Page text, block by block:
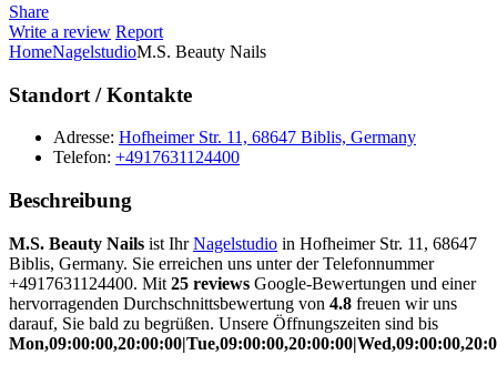
Share
Write a review Report
HomeNagelstudioM.S. Beauty Nails
Standort / Kontakte
Adresse: Hofheimer Str. 11, 68647 Biblis, Germany
Telefon: +4917631124400
Beschreibung
M.S. Beauty Nails ist IhrNagelstudio in Hofheimer Str. 11, 68647
Biblis, Germany. Sie erreichen uns unter der Telefonnummer
+4917631124400. Mit 25 reviews Google-Bewertungen und einer
hervorragenden Durchschnittsbewertung von 4.8 freuen wir uns
darauf, Sie bald zu begrüßen. Unsere Öffnungszeiten sind bis